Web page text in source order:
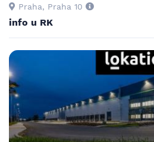
Praha, Praha 10
info u RK